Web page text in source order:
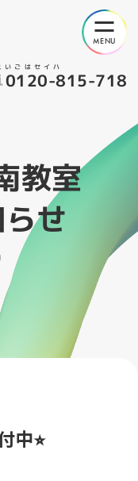
いごはセイハ
0120-815-718
教室
せ
中⭐︎